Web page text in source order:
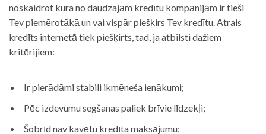
noskaidrot kura no daudzajām kredītu kompānijām ir tieši
Tev piemērotākā un vai vispār piešķirs Tev kredītu. Ātrais
kredīts internetā tiek piešķirts, tad, ja atbilsti dažiem
kritērijiem:
Ir pierādāmi stabili ikmēneša ienākumi;
Pēc izdevumu segšanas paliek brīvie līdzekļi;
Šobrīd nav kavētu kredīta maksājumu;